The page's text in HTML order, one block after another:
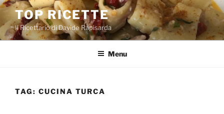
Salta
contenuto
TOP RICETTE
Il Ricettario di Davide Rapisarda
Menu
TAG: CUCINA TURCA